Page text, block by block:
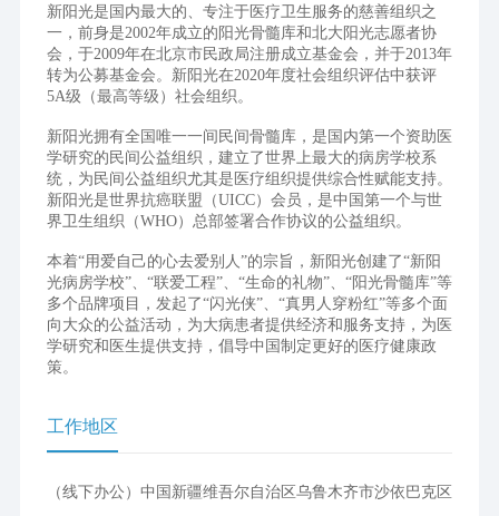
新阳光是国内最大的、专注于医疗卫生服务的慈善组织之
一，前身是2002年成立的阳光骨髓库和北大阳光志愿者协
会，于2009年在北京市民政局注册成立基金会，并于2013年
转为公募基金会。新阳光在2020年度社会组织评估中获评
5A级（最高等级）社会组织。
新阳光拥有全国唯一一间民间骨髓库，是国内第一个资助医
学研究的民间公益组织，建立了世界上最大的病房学校系
统，为民间公益组织尤其是医疗组织提供综合性赋能支持。
新阳光是世界抗癌联盟（UICC）会员，是中国第一个与世
界卫生组织（WHO）总部签署合作协议的公益组织。
本着“用爱自己的心去爱别人”的宗旨，新阳光创建了“新阳
光病房学校”、“联爱工程”、“生命的礼物”、“阳光骨髓库”等
多个品牌项目，发起了“闪光侠”、“真男人穿粉红”等多个面
向大众的公益活动，为大病患者提供经济和服务支持，为医
学研究和医生提供支持，倡导中国制定更好的医疗健康政
策。
工作地区
（线下办公）中国新疆维吾尔自治区乌鲁木齐市沙依巴克区